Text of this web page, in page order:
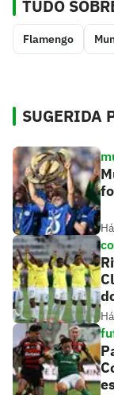
TUDO
Flamengo
SUGERIDA